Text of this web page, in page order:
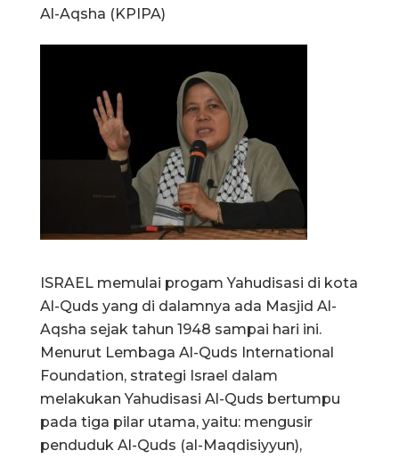
Al-Aqsha (KPIPA)
ISRAEL memulai progam Yahudisasi di kota
Al-Quds yang di dalamnya ada Masjid Al-
Aqsha sejak tahun 1948 sampai hari ini.
Menurut Lembaga Al-Quds International
Foundation, strategi Israel dalam
melakukan Yahudisasi Al-Quds bertumpu
pada tiga pilar utama, yaitu: mengusir
penduduk Al-Quds (al-Maqdisiyyun),